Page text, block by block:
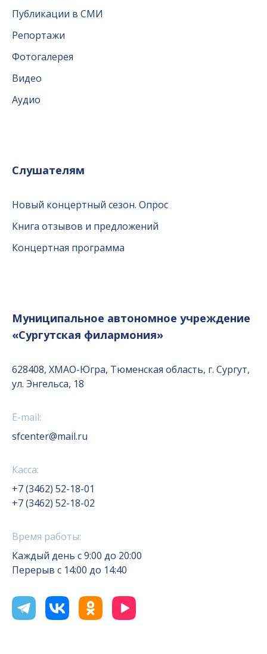
Публикации в СМИ
Репортажи
Фотогалерея
Видео
Аудио
Слушателям
Новый концертный сезон. Опрос
Книга отзывов и предложений
Концертная программа
Муниципальное автономное учреждение
«Сургутская филармония»
628408, ХМАО-Югра, Тюменская область, г. Сургут,
ул. Энгельса, 18
E-mail:
sfcenter@mail.ru
Касса:
+7 (3462) 52-18-01
+7 (3462) 52-18-02
Время работы:
Каждый день с 9:00 до 20:00
Перерыв с 14:00 до 14:40